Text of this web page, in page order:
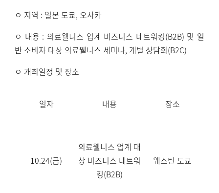
ㅇ 지역 : 일본 도쿄, 오사카
ㅇ 내용 : 의료웰니스 업계 비즈니스 네트워킹(B2B) 및 일
반 소비자 대상 의료웰니스 세미나, 개별 상담회(B2C)
ㅇ 개최일정 및 장소
일자 내용 장소
10.24(금)
의료웰니스 업계 대
상 비즈니스 네트워
킹(B2B)
웨스틴 도쿄